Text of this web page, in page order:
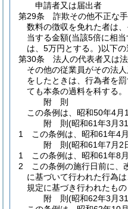
申請者又は届出者
第29条
詐欺その他不正な
数料の徴収を免れた者は
当する金額(当該5倍に相
は、5万円とする。)以下の
第30条
法人の代表者又は
その他の従業員がその法
をしたときは、行為者を
ても本条の過料を科する。
附 則
この条例は、昭和50年4月
附 則(昭和61年3月
1
この条例は、昭和61年4
附 則(昭和61年7月2
1
この条例は、昭和61年8
2
この条例の施行日前に、
に基づいて行われた行為
規定に基づき行われたもの
附 則(昭和62年3月